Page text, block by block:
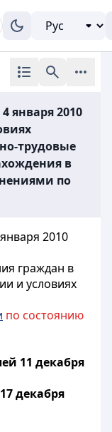
января 2010
трудовые
в
по
2010
граждан в
и условиях
по состоянию
11 декабря
декабря